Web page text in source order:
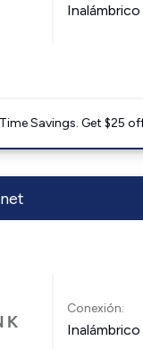
Savings. Get $25
Conexión: